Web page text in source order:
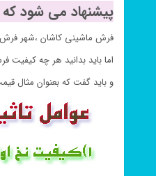
پیشنهاد می شود که
فرش ماشینی کاشان ،شهر
اما باید بدانید هر چه کیفیت
و باید گفت که بعنوان مثال قیمت فرش ۷۰۰ شانه در شهر فرش بدلیل کیفیت بالای فرش بیشتر